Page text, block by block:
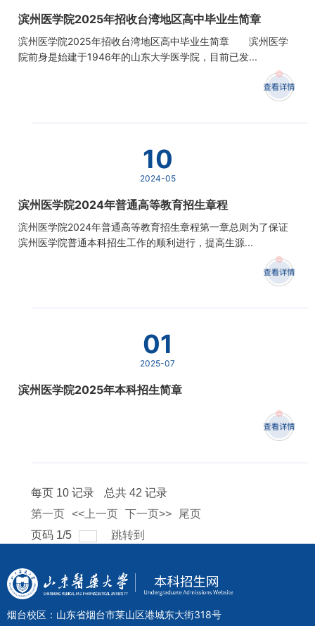
滨州医学院2025年招收台湾地区高中毕业生简章
滨州医学院2025年招收台湾地区高中毕业生简章 滨州医学
院前身是始建于1946年的山东大学医学院，目前已发...
10
2024-05
滨州医学院2024年普通高等教育招生章程
滨州医学院2024年普通高等教育招生章程第一章总则为了保证
滨州医学院普通本科招生工作的顺利进行，提高生源...
01
2025-07
滨州医学院2025年本科招生简章
每页 10 记录 总共 42 记录
第一页 <<上一页 下一页>>
尾页
页码 1/5 跳转到
烟台校区：山东省烟台市莱山区港城东大街318号